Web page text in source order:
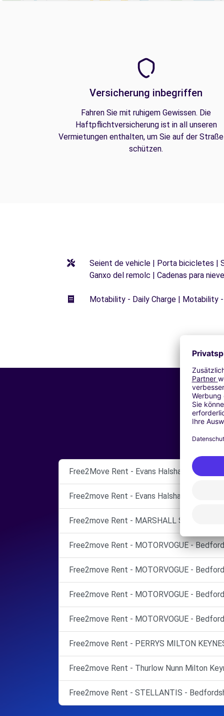
Versicherung inbegriffen
Fahren Sie mit ruhigem Gewissen. Die
Haftpflichtversicherung ist in all unseren
Vermietungen enthalten, um Sie auf der
schützen.
Seient de vehicle | Porta bicicletes |
Ganxo del remolc | Cadenas para nieve
Motability - Daily Charge | Motability
Free2Move Rent - Evans Halshaw Bedford
Free2move Rent - Evans Halshaw Bedford
Free2move Rent - MARSHALL ST NEOTS
Free2move Rent - MOTORVOGUE -
Free2move Rent - MOTORVOGUE -
Free2move Rent - MOTORVOGUE -
Free2move Rent - MOTORVOGUE -
Free2move Rent - PERRYS MILTON
Free2move Rent - Thurlow Nunn Milton
Free2move Rent - STELLANTIS -